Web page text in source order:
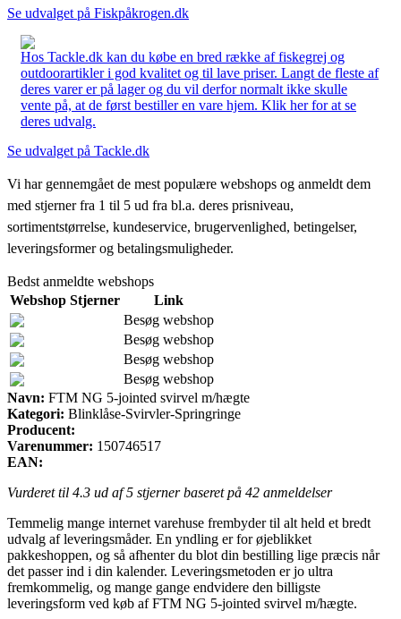
Se udvalget på Fiskpåkrogen.dk
Hos Tackle.dk kan du købe en bred række af fiskegrej og
outdoorartikler i god kvalitet og til lave priser. Langt de fleste af
deres varer er på lager og du vil derfor normalt ikke skulle
vente på, at de først bestiller en vare hjem. Klik her for at se
deres udvalg.
Se udvalget på Tackle.dk
Vi har gennemgået de mest populære webshops og anmeldt dem
med stjerner fra 1 til 5 ud fra bl.a. deres prisniveau,
sortimentstørrelse, kundeservice, brugervenlighed, betingelser,
leveringsformer og betalingsmuligheder.
Bedst anmeldte webshops
Webshop Stjerner
Link
Besøg webshop
Besøg webshop
Besøg webshop
Besøg webshop
Navn: FTM NG 5-jointed svirvel m/hægte
Kategori: Blinklåse-Svirvler-Springringe
Producent:
Varenummer: 150746517
EAN:
Vurderet til 4.3 ud af 5 stjerner baseret på 42 anmeldelser
Temmelig mange internet varehuse frembyder til alt held et bredt
udvalg af leveringsmåder. En yndling er for øjeblikket
pakkeshoppen, og så afhenter du blot din bestilling lige præcis når
det passer ind i din kalender. Leveringsmetoden er jo ultra
fremkommelig, og mange gange endvidere den billigste
leveringsform ved køb af FTM NG 5-jointed svirvel m/hægte.